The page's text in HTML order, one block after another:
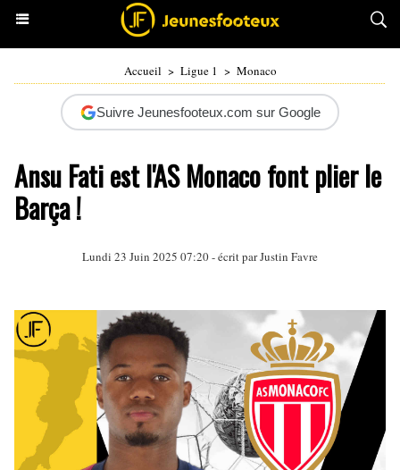
Accueil > Ligue 1 > Monaco
Suivre Jeunesfooteux.com sur Google
Ansu Fati est l'AS Monaco font plier le
Barça !
Lundi 23 Juin 2025 07:20 - écrit parJustin Favre